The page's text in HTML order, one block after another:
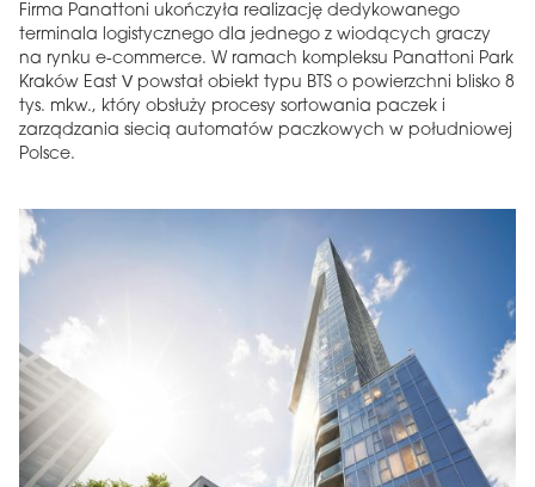
Firma Panattoni ukończyła realizację dedykowanego
terminala logistycznego dla jednego z wiodących graczy
na rynku e-commerce. W ramach kompleksu Panattoni Park
Kraków East V powstał obiekt typu BTS o powierzchni blisko 8
tys. mkw., który obsłuży procesy sortowania paczek i
zarządzania siecią automatów paczkowych w południowej
Polsce.